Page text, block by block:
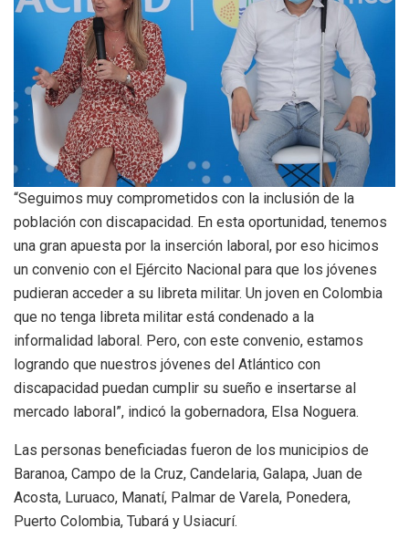
“Seguimos muy comprometidos con la inclusión de la
población con discapacidad. En esta oportunidad, tenemos
una gran apuesta por la inserción laboral, por eso hicimos
un convenio con el Ejército Nacional para que los jóvenes
pudieran acceder a su libreta militar. Un joven en Colombia
que no tenga libreta militar está condenado a la
informalidad laboral. Pero, con este convenio, estamos
logrando que nuestros jóvenes del Atlántico con
discapacidad puedan cumplir su sueño e insertarse al
mercado laboral”, indicó la gobernadora, Elsa Noguera.
Las personas beneficiadas fueron de los municipios de
Baranoa, Campo de la Cruz, Candelaria, Galapa, Juan de
Acosta, Luruaco, Manatí, Palmar de Varela, Ponedera,
Puerto Colombia, Tubará y Usiacurí.